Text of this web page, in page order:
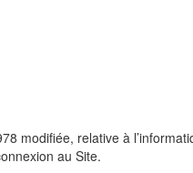
modifiée, relative à
au Site.